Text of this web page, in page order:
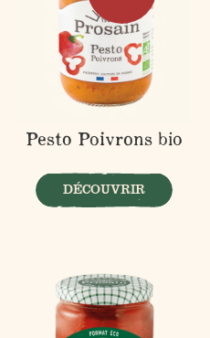
Pesto Poivrons bio
DÉCOUVRIR